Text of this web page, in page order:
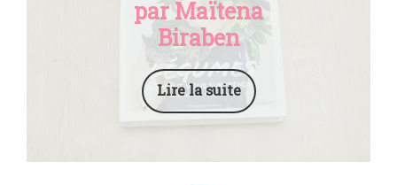
par Maïtena
Biraben
Lire la suite